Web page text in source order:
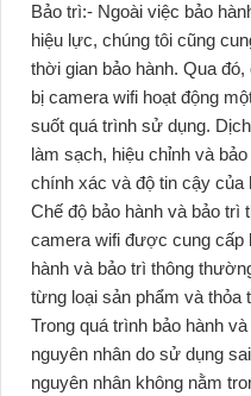
Bảo trì:- Ngoài việc bảo
hiệu lực, chúng tôi cũng
thời gian bảo hành. Qua đó,
bị camera wifi hoạt động
suốt quá trình sử dụng.
làm sạch, hiệu chỉnh và
chính xác và độ tin cậy của
Chế độ bảo hành và bảo
camera wifi được cung cấp
hành và bảo trì thông
từng loại sản phẩm và
Trong quá trình bảo hành
nguyên nhân do sử dụng
nguyên nhân không nằm